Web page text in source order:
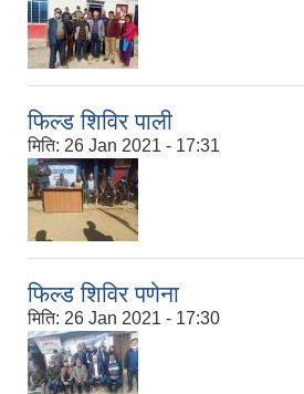
फिल्ड शिविर पाली
मिति: 26 Jan 2021 - 17:31
फिल्ड शिविर पणेना
मिति: 26 Jan 2021 - 17:30